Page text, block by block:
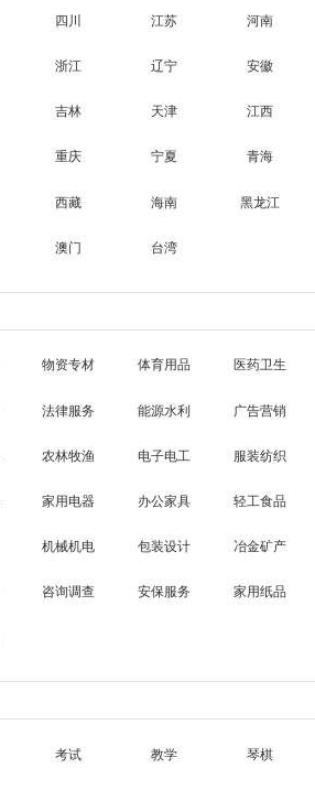
四川 江苏 河南
浙江 辽宁 安徽
吉林 天津 江西
重庆 宁夏 青海
西藏 海南 黑龙江
澳门 台湾
物资专材 体育用品 医药卫生
法律服务 能源水利 广告营销
农林牧渔 电子电工 服装纺织
家用电器 办公家具 轻工食品
机械机电 包装设计 冶金矿产
咨询调查 安保服务 家用纸品
考试 教学 琴棋